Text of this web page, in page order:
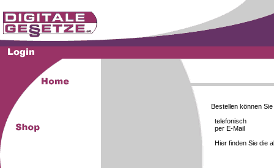
Bestellen können Sie
telefonisch
per E-Mail
Hier finden Sie die